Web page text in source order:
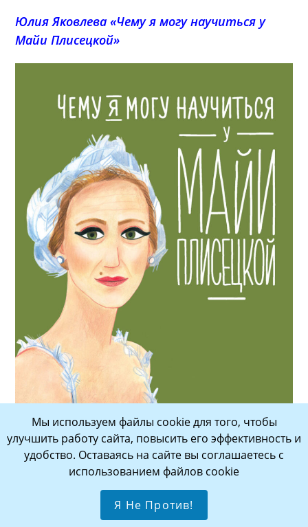
Юлия Яковлева «Чему я могу научиться у
Майи Плисецкой»
Яковлева, Юлия Юрьевна. Чему я могу научиться у Майи
Плисецкой. — Москва : Альпина Паблишер, 2023.
Майя Плисецкая — балерина, хореограф,
актриса, известная во всём мире. Она
знаменита свой техникой и пластикой,
удивительной эмоциональностью в танце. А
Мы используем файлы cookie для того, чтобы
улучшить работу сайта, повысить его эффективность и
удобство. Оставаясь на сайте вы соглашаетесь с
использованием файлов cookie
Я Не Против!